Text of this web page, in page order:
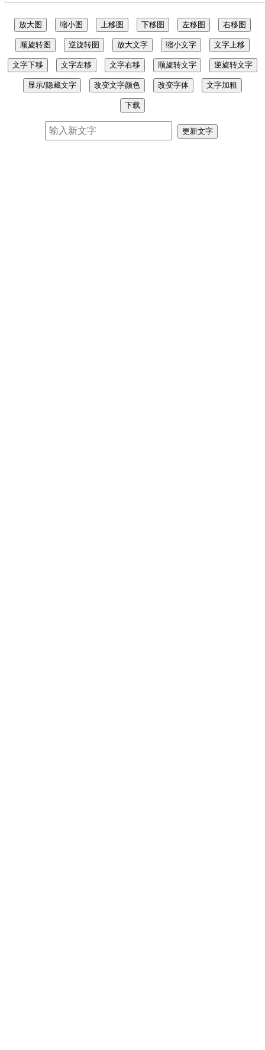
放大图 缩小图 上移图 下移图 左移图 右移图
顺旋转图 逆旋转图 放大文字 缩小文字 文字上移
文字下移 文字左移 文字右移 顺旋转文字 逆旋转文字
显示/隐藏文字 改变文字颜色 改变字体 文字加粗
下载
更新文字